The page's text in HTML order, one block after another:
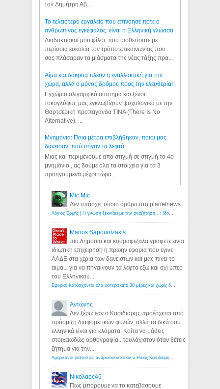
τον Δημήτρη Αβ...
Το τελειότερο εργαλείο που επινόησε ποτε ο
ανθρώπινος εγκέφαλος, είναι η Ελληνική γλώσσα.
Διαδυκτιακοί μου φίλοι, που υιοθετίσατε με
περίσσια ευκολία τον τρόπο επικοινωνίας που
σας πλάσαραν τα μιάσματα της νέας τάξης πρα...
Αίμα και δάκρυα πλέον η εναλλακτική για την
χώρα, αλλά ο μόνος δρόμος προς την ελευθερία!
Εγχώριο ολιγαρχικό σύστημα και ξένοι
τοκογλύφοι, μας εγκλωβίζουν ψυχολογικά με την
Θαρτσερική προπαγάνδα TINA (There Is No
Alternative). ...
Μνημόνια: Ποια μέτρα επιβλήθηκαν, ποιοι μας
δάνεισαν, πού πήγαν τα λεφτά...
Μιας και περιμένουμε απο στιγμή σε στιγμή το 4ο
μνημόνιο , ας δούμε όλα τα στοιχεία για τα 3
προηγούμενα μέχρι τώρα...
Mic Mic
Δεν υπάρχει τέτοιο άρθρο στο planetnews
Λόγιος Ερμής | Η γνώση ξεκινάει με την αναζήτηση...: Ιδού οι 18 που χρωστούν 11 δις ευρώ!
Manos Sapountzakis
πιο δημοσιο και κουραφεξαλα γραφετε ειναι
ιδιωτικη επιχειρηση η πρωην εφορια που εγινε
ΑΑΔΕ στα χερια των δανειστων και μας πινει το
αιμα... για να πηγαινουν τα λεφτα εξω και οχι υπερ
του Ελληνικου...
Εφορία: Κατάσχονται όλα ύστερα από 30 μέρες και χωρίς δικαστικές αποφάσεις - Λόγιος Ερμής
Αντώνης
Δεν ξέρω εάν ο Κασιδιάρης προέρχεται από
πρόσμιξη διαφορετικών φυλών, αλλά τα δικά σου
ελληνικά είναι για κλάματα. Κοίτα να μάθεις
στοιχειωδώς ορθογραφία...τουλάχιστον όταν θέτεις
ζήτημα για την...
Αμερικανοί ρατσιστές αναρωτιούνται αν ο Ηλίας Κασιδιάρης ανήκει στη λευκή φυλή... - Λόγιος Ερμής
Νικολαος46
Πως μπορουμε να το κατεβασουμε